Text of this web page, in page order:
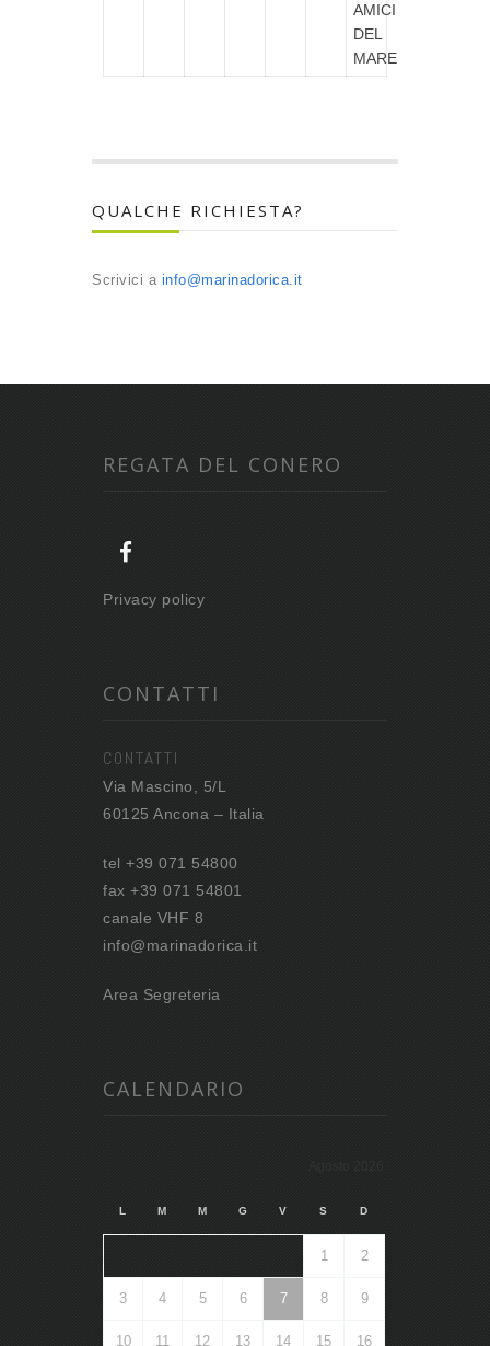
AMICI
DEL
MARE
QUALCHE RICHIESTA?
Scrivici a info@marinadorica.it
REGATA DEL CONERO
Privacy policy
CONTATTI
CONTATTI
Via Mascino, 5/L
60125 Ancona – Italia
tel +39 071 54800
fax +39 071 54801
canale VHF 8
info@marinadorica.it
Area Segreteria
CALENDARIO
L M M G V S D
1 2
3 4 5 6 7 8 9
10 11 12 13 14 15 16